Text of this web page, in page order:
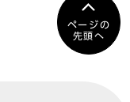
ページの
先頭へ